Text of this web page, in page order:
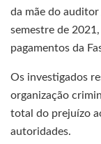
da mãe do
semestre de
pagamentos da
Os investigados
organização
total do prejuízo
autoridades.